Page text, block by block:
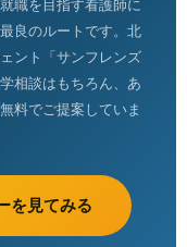
職を目指す看護師に
良のルートです。北
ント「サンフレンズ
相談はもちろん、あ
料でご提案していま
を見てみる